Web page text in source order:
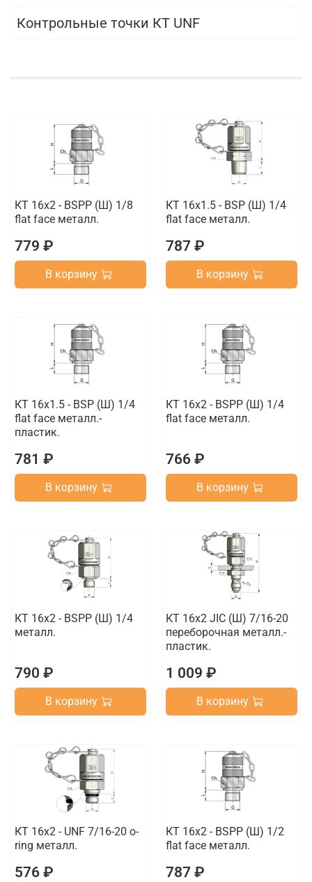
Контрольные точки КТ UNF
КТ 16x2 - BSPP (Ш) 1/8
flat face металл.
779 ₽
В корзину
КТ 16x1.5 - BSP (Ш) 1/4
flat face металл.
787 ₽
В корзину
КТ 16x1.5 - BSP (Ш) 1/4
flat face металл.-
пластик.
781 ₽
В корзину
КТ 16x2 - BSPP (Ш) 1/4
flat face металл.
766 ₽
В корзину
КТ 16x2 - BSPP (Ш) 1/4
металл.
790 ₽
В корзину
КТ 16x2 JIC (Ш) 7/16-20
переборочная металл.-
пластик.
1 009 ₽
В корзину
КТ 16x2 - UNF 7/16-20 o-
ring металл.
576 ₽
КТ 16x2 - BSPP (Ш) 1/2
flat face металл.
787 ₽